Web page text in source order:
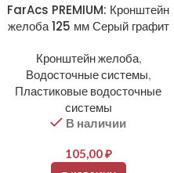
FarAcs PREMIUM: Кронштейн
желоба 125 мм Серый графит
Кронштейн желоба,
Водосточные системы
Пластиковые водосточные
системы
В наличии
105,00₽